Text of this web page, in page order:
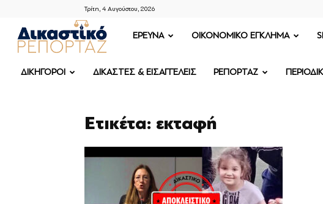
Τρίτη, 4 Αυγούστου, 2026
ΔΙΚΑΣΤΙΚΟ
ΡΕΠΟΡΤΑΖ
ΕΡΕΥΝΑ OIKONOMIKO ΕΓΚΛΗΜΑ
ΔΙΚΗΓΟΡΟΙ ΔΙΚΑΣΤΕΣ & ΕΙΣΑΓΓΕΛΕΙΣ ΡΕΠΟΡΤΑΖ
Ετικέτα: εκταφή